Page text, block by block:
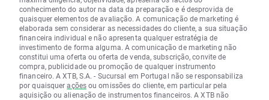
conhecimento do autor na data da preparação e é desprovida de
quaisquer elementos de avaliação. A comunicação de marketing é
elaborada sem considerar as necessidades do cliente, a sua situação
financeira individual e não apresenta qualquer estratégia de
investimento de forma alguma. A comunicação de marketing não
constitui uma oferta ou oferta de venda, subscrição, convite de
compra, publicidade ou promoção de qualquer instrumento
financeiro. A XTB, S.A. - Sucursal em Portugal não se responsabiliza
por quaisqueraçõesou omissões do cliente, em particular pela
aquisição ou alienação de instrumentos financeiros. A XTB não